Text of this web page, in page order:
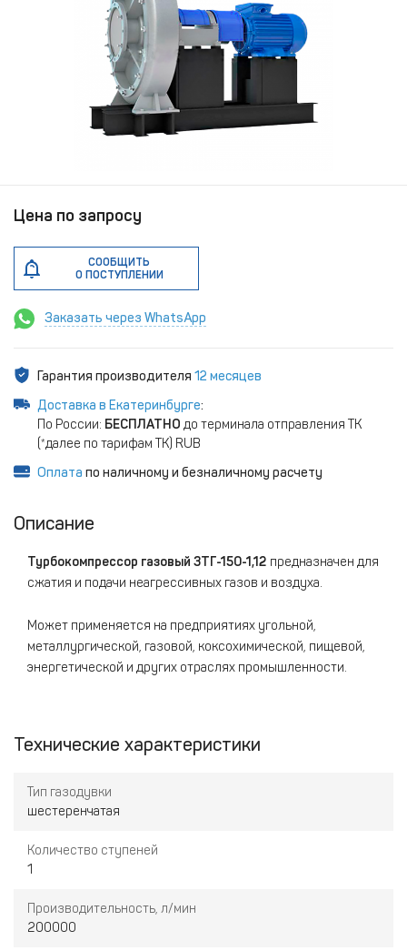
Цена по запросу
СООБЩИТЬ
О ПОСТУПЛЕНИИ
Заказать через WhatsApp
Гарантия производителя 12 месяцев
Доставка в Екатеринбурге:
По России: БЕСПЛАТНО до терминала отправления ТК
(*далее по тарифам ТК) RUB
Оплата по наличному и безналичному расчету
Описание
Турбокомпрессор газовый 3ТГ-150-1,12​ предназначен для
сжатия и подачи неагрессивных газов и воздуха.
Может применяется на предприятиях угольной,
металлургической, газовой, коксохимической, пищевой,
энергетической и других отраслях промышленности.
Технические характеристики
Тип газодувки
шестеренчатая
Количество ступеней
1
Производительность, л/мин
200000